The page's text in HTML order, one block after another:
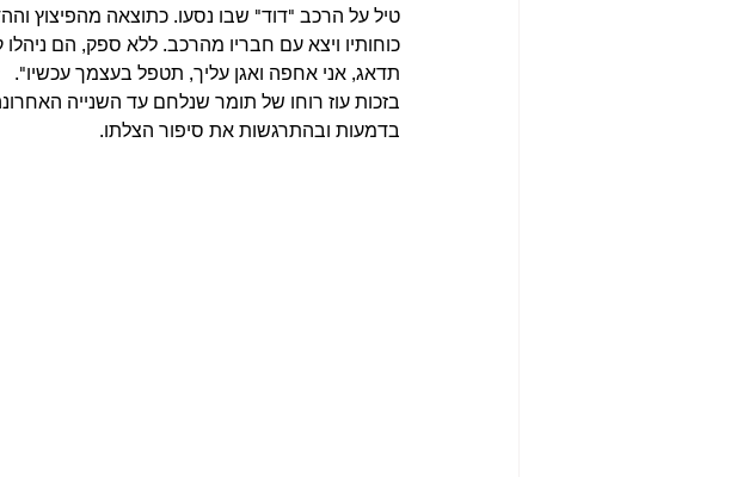
טיל על הרכב "דוד" שבו נסעו. כתוצאה מהפיצוץ
כוחותיו ויצא עם חבריו מהרכב. ללא ספק, הם
תדאג, אני אחפה ואגן עליך, תטפל בעצמך עכשיו".
בזכות עוז רוחו של תומר שנלחם עד השנייה
בדמעות ובהתרגשות את סיפור הצלתו.